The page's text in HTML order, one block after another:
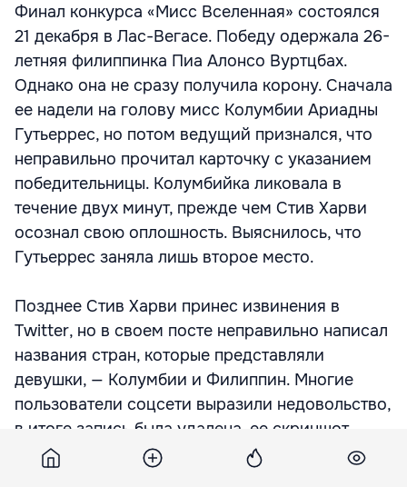
Финал конкурса «Мисс Вселенная» состоялся
21 декабря в Лас-Вегасе. Победу одержала 26-
летняя филиппинка Пиа Алонсо Вуртцбах.
Однако она не сразу получила корону. Сначала
ее надели на голову мисс Колумбии Ариадны
Гутьеррес, но потом ведущий признался, что
неправильно прочитал карточку с указанием
победительницы. Колумбийка ликовала в
течение двух минут, прежде чем Стив Харви
осознал свою оплошность. Выяснилось, что
Гутьеррес заняла лишь второе место.
Позднее Стив Харви принес извинения в
Twitter, но в своем посте неправильно написал
названия стран, которые представляли
девушки, — Колумбии и Филиппин. Многие
пользователи соцсети выразили недовольство,
в итоге запись была удалена, ее скриншот
сделал телеканал Fox 5.